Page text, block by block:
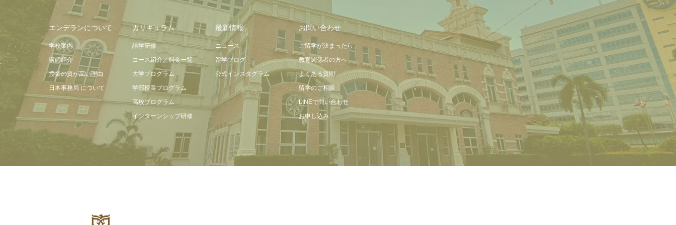
エンデランについて
学校案内
講師紹介
授業の質が高い理由
日本事務局 について
カリキュラム
語学研修
コース紹介／料金一覧
大学プログラム
学部授業プログラム
高校プログラム
インターンシップ研修
最新情報
ニュース
留学ブログ
公式インスタグラム
お問い合わせ
ご留学が決まったら
教育関係者の方へ
よくある質問
留学のご相談
LINEで問い合わせ
お申し込み